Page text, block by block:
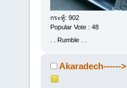
กระทู้: 902
Popular Vote : 48
. . Rumble . .
Akaradech------>